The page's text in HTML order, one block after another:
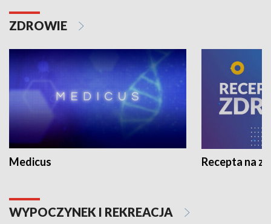
ZDROWIE
Medicus Recepta na
WYPOCZYNEK I REKREACJA